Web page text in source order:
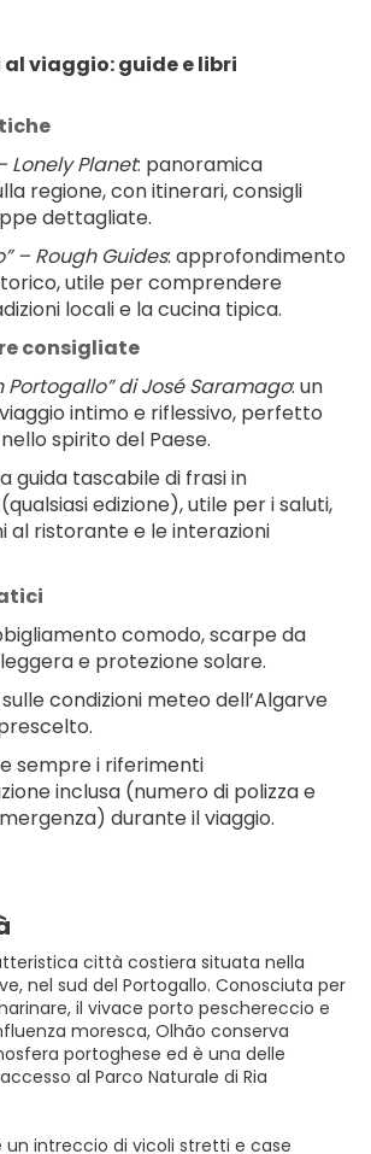
al viaggio: guide e libri
Lonely Planet: panoramica
regione, con itinerari, consigli
dettagliate.
– Rough Guides: approfondimento
utile per comprendere
locali e la cucina tipica.
consigliate
Portogallo” di José Saramago: un
intimo e riflessivo, perfetto
spirito del Paese.
guida tascabile di frasi in
edizione), utile per i saluti,
al ristorante e le interazioni
comodo, scarpe da
e protezione solare.
condizioni meteo dell’Algarve
sempre i riferimenti
inclusa (numero di polizza e
durante il viaggio.
città costiera situata nella
nel sud del Portogallo. Conosciuta per
il vivace porto peschereccio e
moresca, Olhão conserva
portoghese ed è una delle
al Parco Naturale di Ria
un intreccio di vicoli stretti e case